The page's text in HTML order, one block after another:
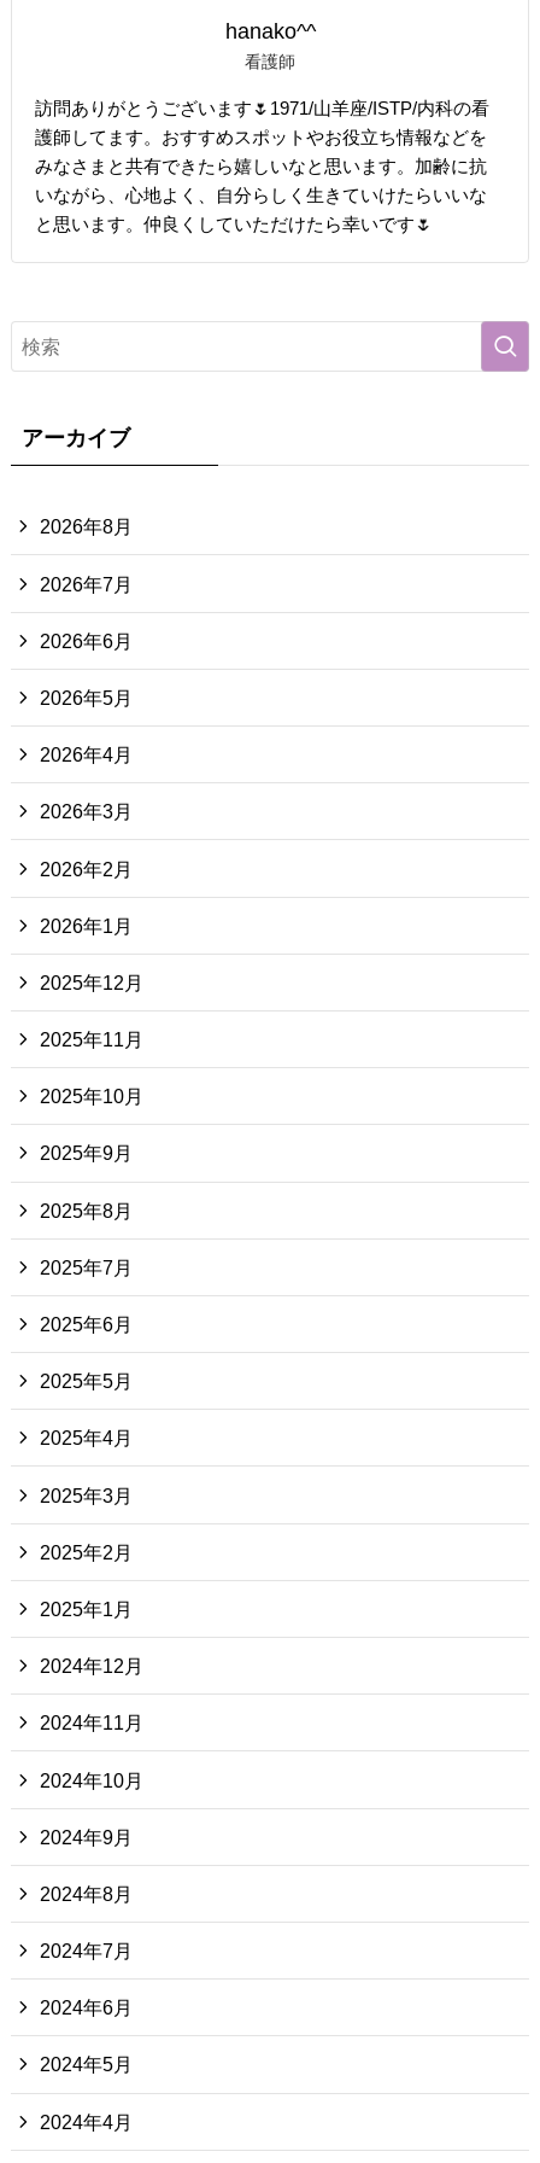
hanako^^
看護師
訪問ありがとうございます🌷1971/山羊座/ISTP/内科の看
護師してます。おすすめスポットやお役立ち情報などを
みなさまと共有できたら嬉しいなと思います。加齢に抗
いながら、心地よく、自分らしく生きていけたらいいな
と思います。仲良くしていただけたら幸いです🌷
アーカイブ
2026年8月
2026年7月
2026年6月
2026年5月
2026年4月
2026年3月
2026年2月
2026年1月
2025年12月
2025年11月
2025年10月
2025年9月
2025年8月
2025年7月
2025年6月
2025年5月
2025年4月
2025年3月
2025年2月
2025年1月
2024年12月
2024年11月
2024年10月
2024年9月
2024年8月
2024年7月
2024年6月
2024年5月
2024年4月